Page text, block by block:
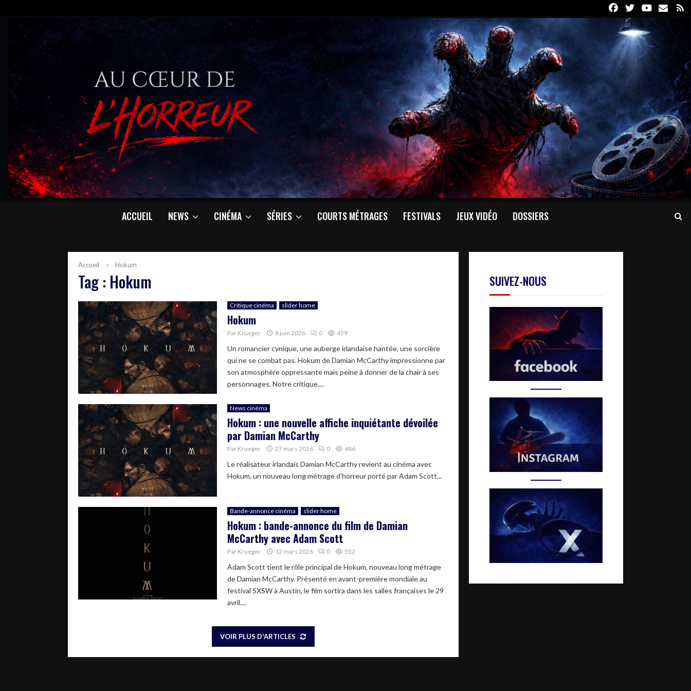
FacebookTwitterYoutube
Email
ACCUEIL NEWS CINÉMA SÉRIES COURTS MÉTRAGES FESTIVALS JEUX VIDÉO DOSSIERS
Accueil Hokum
Tag : Hokum
Critique cinéma slider home
Hokum
Par Krueger 8 juin 2026 0 459
Un romancier cynique, une auberge irlandaise hantée, une sorcière
qui ne se combat pas. Hokum de Damian McCarthy impressionne par
son atmosphère oppressante mais peine à donner de la chair à ses
personnages. Notre critique....
News cinéma
Hokum : une nouvelle affiche inquiétante dévoilée
par Damian McCarthy
Par Krueger 27 mars 2026 0 486
Le réalisateur irlandais Damian McCarthy revient au cinéma avec
Hokum, un nouveau long métrage d’horreur porté par Adam Scott...
Bande-annonce cinéma slider home
Hokum : bande-annonce du film de Damian
McCarthy avec Adam Scott
Par Krueger 12 mars 2026 0 552
Adam Scott tient le rôle principal de Hokum, nouveau long métrage
de Damian McCarthy. Présenté en avant-première mondiale au
festival SXSW à Austin, le film sortira dans les salles françaises le 29
avril....
VOIR PLUS D'ARTICLES
SUIVEZ-NOUS